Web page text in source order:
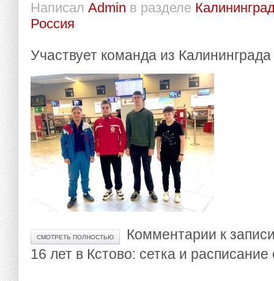
Написал Admin в разделе
Россия
Участвует команда из Калининграда
СМОТРЕТЬ ПОЛНОСТЬЮ Комментарии к
16 лет в Кстово: сетка и расписание